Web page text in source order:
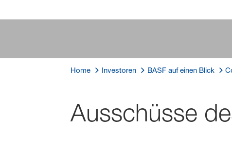
Home Investoren BASF auf einen Blick
Ausschüsse